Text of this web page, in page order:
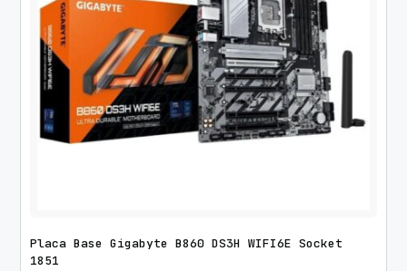
Placa Base Gigabyte B860 DS3H WIFI6E Socket
1851